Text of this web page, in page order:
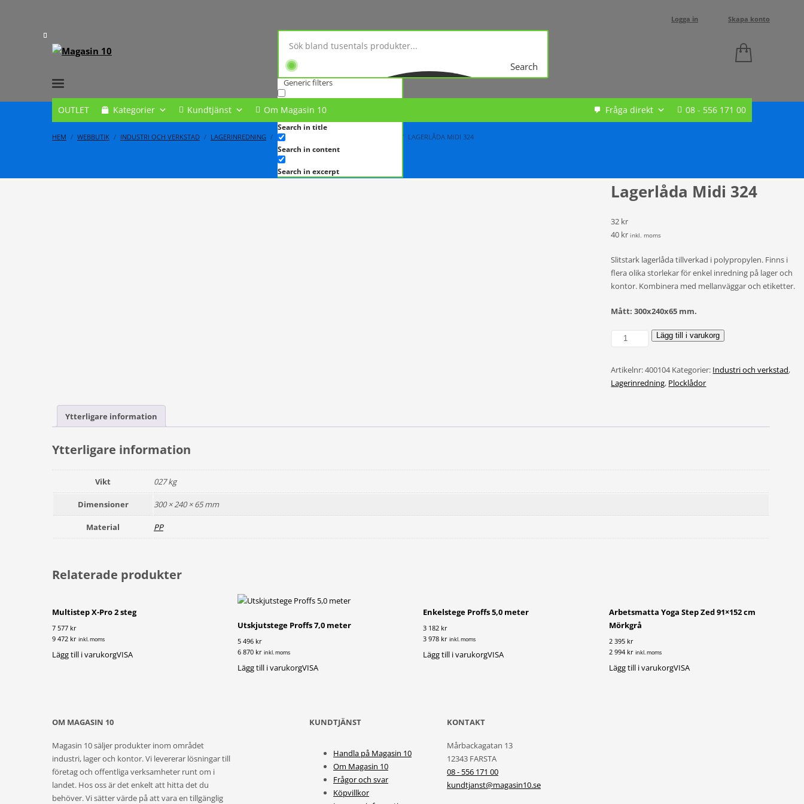
Logga in Skapa konto
Search
Generic filters
Exact matches only
Search in title
Search in content
Search in excerpt
OUTLET Kategorier Kundtjänst Om Magasin 10 08 - 556 171 00
Fråga direkt
HEM WEBBUTIK INDUSTRI OCH VERKSTAD LAGERINREDNING FÖRVARINGSBACKAR LAGERLÅDA MIDI 324
Lagerlåda Midi 324
32 kr
40 krinkl. moms
Slitstark lagerlåda tillverkad i polypropylen. Finns i
flera olika storlekar för enkel inredning på lager och
kontor. Kombinera med mellanväggar och etiketter.
Mått: 300x240x65 mm.
Lagerlåda
mängd
Lägg till i varukorg
Artikelnr:400104Kategorier: Industri och verkstad,
Lagerinredning, Plocklådor
Ytterligare information
Ytterligare information
Vikt 027 kg
Dimensioner 300 × 240 × 65 mm
Material PP
Relaterade produkter
Multistep X-Pro 2 steg
7 577 kr
9 472 kr inkl. moms
Lägg till i varukorgVISA
Utskjutstege Proffs 7,0 meter
5 496 kr
6 870 krinkl. moms
Lägg till i varukorgVISA
Enkelstege Proffs 5,0 meter
3 182 kr
3 978 krinkl. moms
Lägg till i varukorgVISA
Arbetsmatta Yoga Step Zed 91×152 cm
Mörkgrå
2 395 kr
2 994 kr inkl. moms
Lägg till i varukorgVISA
OM MAGASIN 10
Magasin 10 säljer produkter inom området
industri, lager och kontor. Vi levererar lösningar till
företag och offentliga verksamheter runt om i
landet. Hos oss är det enkelt att hitta det du
behöver. Vi sätter värde på att vara en tillgänglig
KUNDTJÄNST
Handla på Magasin 10
Om Magasin 10
Frågor och svar
Köpvillkor
KONTAKT
Mårbackagatan 13
12343 FARSTA
08 - 556 171 00
kundtjanst@magasin10.se